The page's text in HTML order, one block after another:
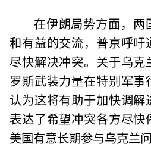
在伊朗局势方面，
和有益的交流，普京呼
尽快解决冲突。关于乌
罗斯武装力量在特别军
认为这将有助于加快调
表达了希望冲突各方尽
美国有意长期参与乌克兰